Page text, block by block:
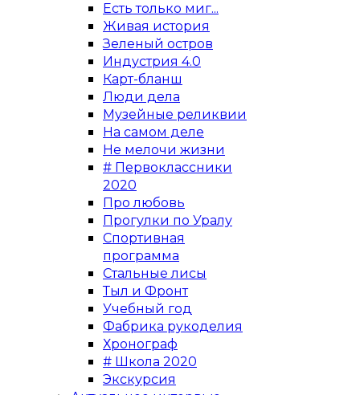
Есть только миг...
Живая история
Зеленый остров
Индустрия 4.0
Карт-бланш
Люди дела
Музейные реликвии
На самом деле
Не мелочи жизни
# Первоклассники
2020
Про любовь
Прогулки по Уралу
Спортивная
программа
Стальные лисы
Тыл и Фронт
Учебный год
Фабрика рукоделия
Хронограф
# Школа 2020
Экскурсия